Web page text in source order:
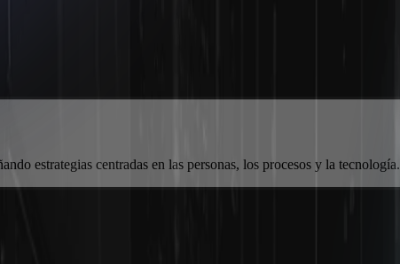
estrategias centradas en las personas, los procesos y la tecnología.